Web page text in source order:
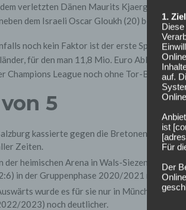
verletzten Dänen Maurits Kjaergaard (21
dem Israeli Oscar Gloukh (20) beste
noch kein Faktor ist der erste Spieler,
für den man 11,8 Mio. Euro Ablöse an
Champions League noch ohne Tor-
5
kassierte gegen die Bretonen und
Zeiten.
der heimischen Arena in Wals-Siezenheim
in der Gruppenphase 2020/2021 noch
wurde es für sie nur in München
2023) noch deutlicher.
1.
auf.
ist
Für
Der